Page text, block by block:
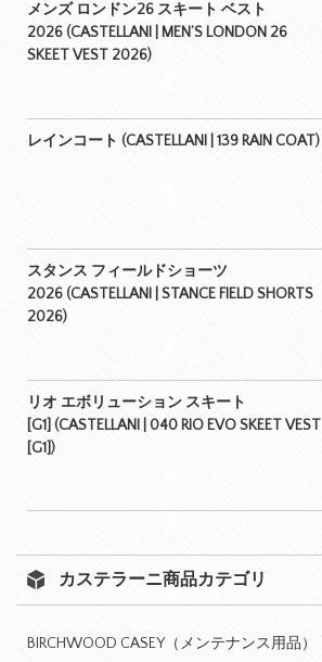
メンズ ロンドン26 スキート ベスト
2026 (CASTELLANI | MEN’S LONDON 26
SKEET VEST 2026)
レインコート (CASTELLANI | 139 RAIN COAT)
スタンス フィールドショーツ
2026 (CASTELLANI | STANCE FIELD SHORTS
2026)
リオ エボリューション スキート
[G1] (CASTELLANI | 040 RIO EVO SKEET VEST
[G1])
カステラーニ商品カテゴリ
BIRCHWOOD CASEY（メンテナンス用品）